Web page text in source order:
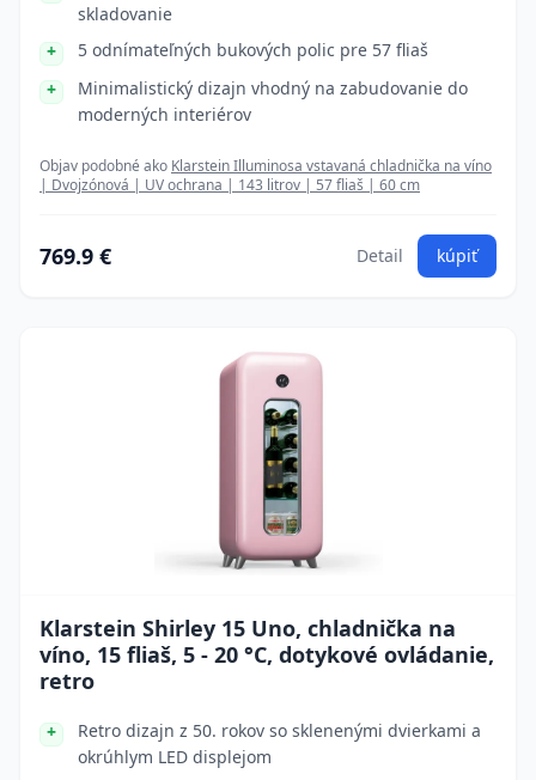
skladovanie
5 odnímateľných bukových polic pre 57 fliaš
Minimalistický dizajn vhodný na zabudovanie do
moderných interiérov
Objav podobné ako Klarstein Illuminosa vstavaná chladnička na víno
| Dvojzónová | UV ochrana | 143 litrov | 57 fliaš | 60 cm
769.9 € Detail kúpiť
Klarstein Shirley 15 Uno, chladnička na
víno, 15 fliaš, 5 - 20 °C, dotykové ovládanie,
retro
Retro dizajn z 50. rokov so sklenenými dvierkami a
okrúhlym LED displejom